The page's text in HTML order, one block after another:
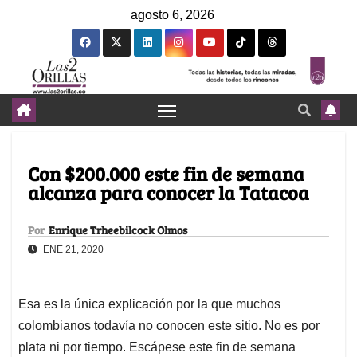
agosto 6, 2026
Con $200.000 este fin de semana
alcanza para conocer la Tatacoa
Por Enrique Trheebilcock Olmos
ENE 21, 2020
Esa es la única explicación por la que muchos
colombianos todavía no conocen este sitio. No es por
plata ni por tiempo. Escápese este fin de semana